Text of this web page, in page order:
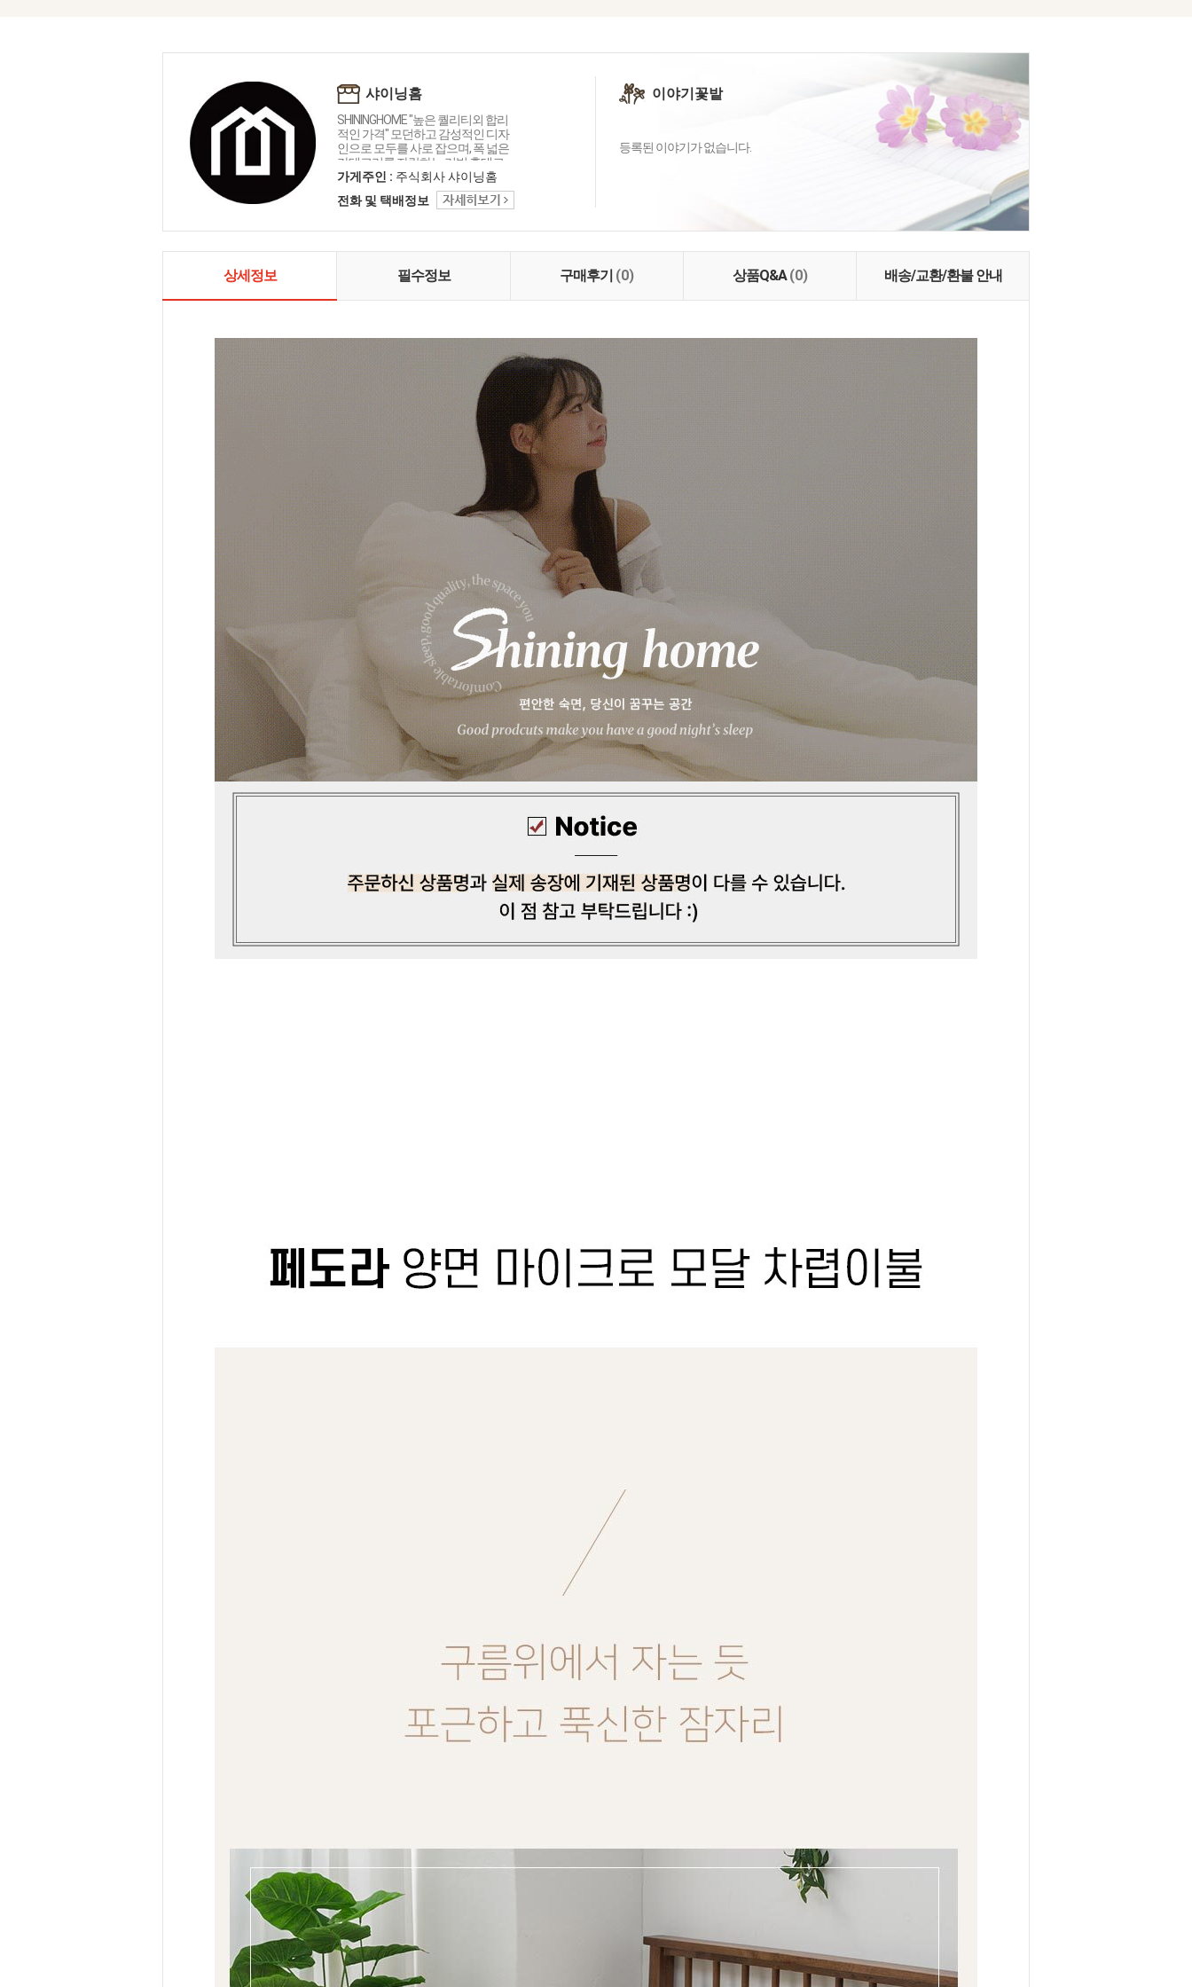
샤이닝홈
SHININGHOME "높은 퀄리티외 합리
적인 가격" 모던하고 감성적인 디자
인으로 모두를 사로 잡으며, 폭 넓은
카테고리를 자랑하는 리빙 홈데코
인테리어 샤이닝홈입니다.
가게주인 : 주식회사 샤이닝홈
전화 및 택배정보
이야기꽃밭
등록된 이야기가 없습니다.
상세정보 필수정보 구매후기 (0) 상품Q&A(0) 배송/교환/환불 안내